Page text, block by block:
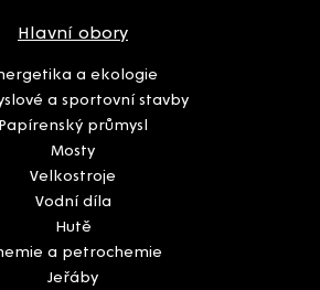
Hlavní obory
a ekologie
a sportovní stavby
Papírenský průmysl
Mosty
Velkostroje
Vodní díla
Hutě
a petrochemie
Jeřáby